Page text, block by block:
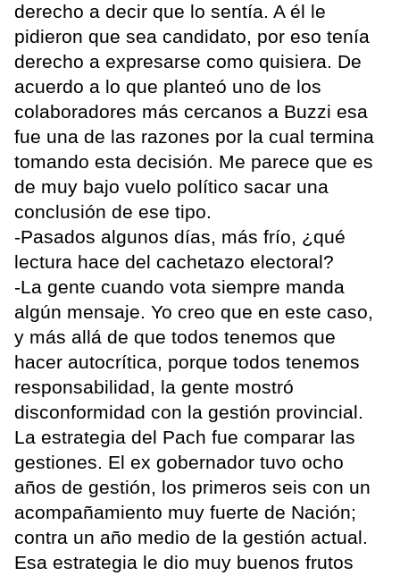
derecho a decir que lo sentía. A él le
pidieron que sea candidato, por eso tenía
derecho a expresarse como quisiera. De
acuerdo a lo que planteó uno de los
colaboradores más cercanos a Buzzi esa
fue una de las razones por la cual termina
tomando esta decisión. Me parece que es
de muy bajo vuelo político sacar una
conclusión de ese tipo.
-Pasados algunos días, más frío, ¿qué
lectura hace del cachetazo electoral?
-La gente cuando vota siempre manda
algún mensaje. Yo creo que en este caso,
y más allá de que todos tenemos que
hacer autocrítica, porque todos tenemos
responsabilidad, la gente mostró
disconformidad con la gestión provincial.
La estrategia del Pach fue comparar las
gestiones. El ex gobernador tuvo ocho
años de gestión, los primeros seis con un
acompañamiento muy fuerte de Nación;
contra un año medio de la gestión actual.
Esa estrategia le dio muy buenos frutos